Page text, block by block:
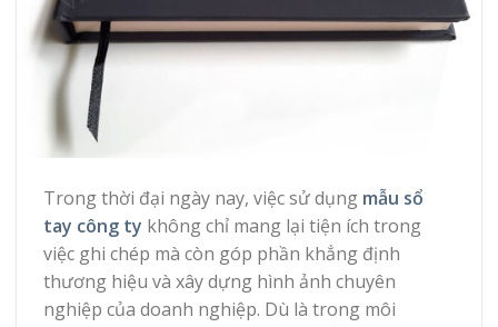
Trong thời đại ngày nay, việc sử dụng mẫu sổ
tay công ty không chỉ mang lại tiện ích trong
việc ghi chép mà còn góp phần khẳng định
thương hiệu và xây dựng hình ảnh chuyên
nghiệp của doanh nghiệp. Dù là trong môi